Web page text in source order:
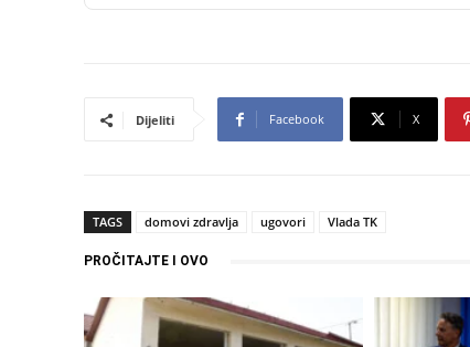
Dijeliti Facebook X
TAGS domovi zdravlja ugovori Vlada TK
PROČITAJTE I OVO